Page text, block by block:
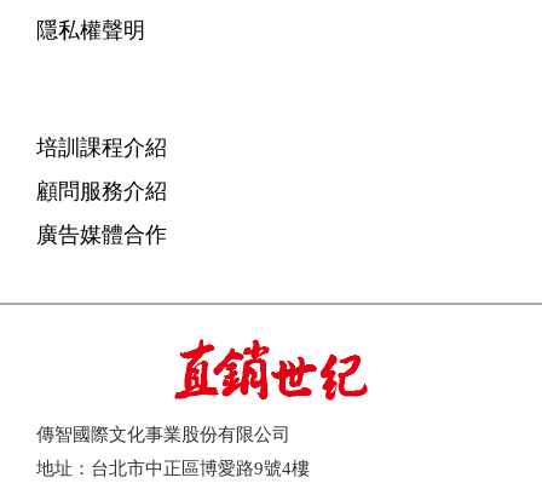
隱私權聲明
培訓課程介紹
顧問服務介紹
廣告媒體合作
傳智國際文化事業股份有限公司
地址：台北市中正區博愛路9號4樓